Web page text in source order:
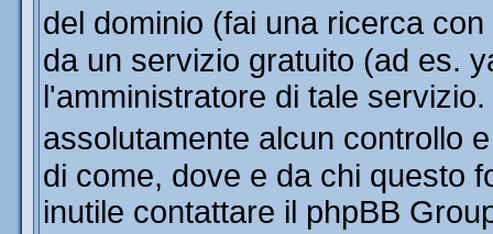
del dominio (fai una ricerca
da un servizio gratuito (ad es.
l'amministratore di tale
assolutamente alcun controllo
di come, dove e da chi questo
inutile contattare il phpBB